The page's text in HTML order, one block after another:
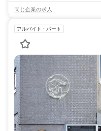
同じ企業の求人
アルバイト・パート